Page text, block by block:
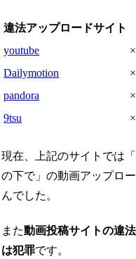
違法アップロードサイト
youtube
×
Dailymotion
×
pandora
×
9tsu
×
現在、上記のサイトでは
の下で」の動画アップロ
んでした。
また動画投稿サイトの違
は犯罪です。